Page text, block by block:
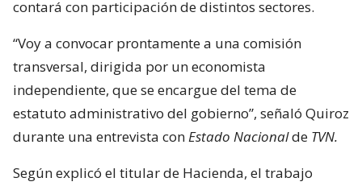
contará con participación de distintos sectores.
“Voy a convocar prontamente a una comisión
transversal, dirigida por un economista
independiente, que se encargue del tema de
estatuto administrativo del gobierno”, señaló Quiroz
durante una entrevista conEstado Nacionalde TVN.
Según explicó el titular de Hacienda, el trabajo